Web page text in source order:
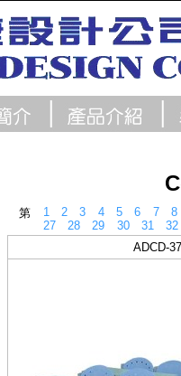
第 1 2 3 4 5 6 7
8
27
28 29 30 31
32
ADCD-